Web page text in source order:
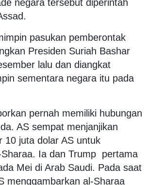
negara tersebut diperintah
pasukan pemberontak
Presiden Suriah Bashar
lalu dan diangkat
sementara negara itu pada
pernah memiliki hubungan
AS sempat menjanjikan
10 juta dolar AS untuk
Sharaa. Ia dan Trump pertama
Mei di Arab Saudi. Pada saat
menggambarkan al-Sharaa